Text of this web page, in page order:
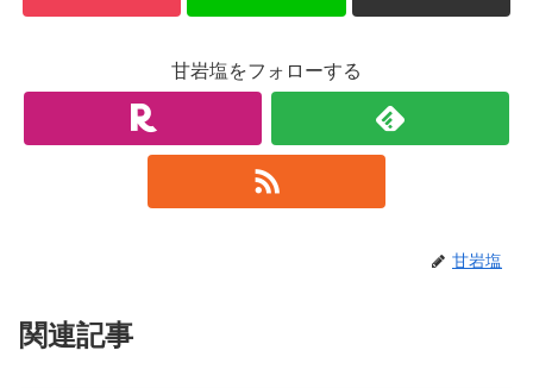
甘岩塩をフォローする
甘岩塩
関連記事